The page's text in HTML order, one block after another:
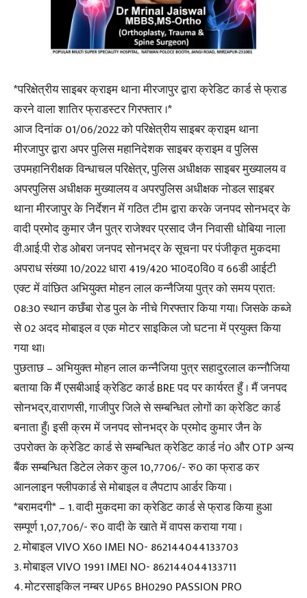
*परिक्षेत्रीय साइबर क्राइम थाना मीरजापुर द्वारा क्रेडिट कार्ड से फ्राड
करने वाला शातिर फ्राडस्टर गिरफ्तार ।*
आज दिनांक 01/06/2022 को परिक्षेत्रीय साइबर क्राइम थाना
मीरजापुर द्वारा अपर पुलिस महानिदेशक साइबर क्राइम व पुलिस
उपमहानिरीक्षक विन्धाचल परिक्षेत्र, पुलिस अधीक्षक साइबर मुख्यालय व
अपरपुलिस अधीक्षक मुख्यालय व अपरपुलिस अधीक्षक नोडल साइबर
थाना मीरजापुर के निर्देशन में गठित टीम द्वारा करके जनपद सोनभद्र के
वादी प्रमोद कुमार जैन पुत्र राजेश्वर प्रसाद जैन निवासी धोबिया नाला
वी.आई.पी रोड ओबरा जनपद सोनभद्र के सूचना पर पंजीकृत मुकदमा
अपराध संख्या 10/2022 धारा 419/420 भा0द0वि0 व 66डी आईटी
एक्ट में वांछित अभियुक्त मोहन लाल कन्नैजिया पुत्र को समय प्रात:
08:30 स्थान कछँबा रोड पुल के नीचे गिरफ्तार किया गया। जिसके कब्जे
से 02 अदद मोबाइल व एक मोटर साइकिल जो घटना में प्रयुक्त किया
गया था।
पुछताछ – अभियुक्त मोहन लाल कन्नैजिया पुत्र सहादुरलाल कन्नौजिया
बताया कि मैं एसबीआई क्रेडिट कार्ड BRE पद पर कार्यरत हुँ । मैं जनपद
सोनभद्र,वाराणसी, गाजीपुर जिले से सम्बन्धित लोगों का क्रेडिट कार्ड
बनाता हुँ। इसी क्रम में जनपद सोनभद्र के प्रमोद कुमार जैन के
उपरोक्त के क्रेडिट कार्ड से सम्बन्धित क्रेडिट कार्ड नं0 और OTP अन्य
बैंक सम्बन्धित डिटेल लेकर कुल 10,7706/- रु0 का फ्राड कर
आनलाइन फ्लीपकार्ड से मोबाइल व लैपटाप आर्डर किया ।
*बरामदगी* – 1. वादी मुकदमा का क्रेडिट कार्ड से फ्राड किया हुआ
सम्पूर्ण 1,07,706/- रु0 वादी के खाते में वापस कराया गया ।
2. मोबाइल VIVO X60 IMEI NO- 862144044133703
3. मोबाइल VIVO 1991 IMEI NO- 862144044133711
4. मोटरसाइकिल नम्बर UP65 BH0290 PASSION PRO